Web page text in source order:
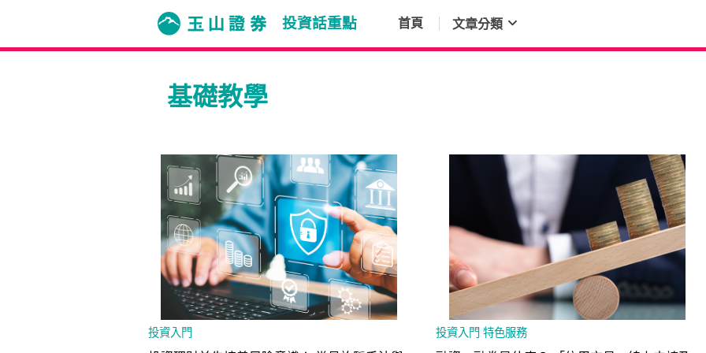
投資話重點 首頁 文章分類
基礎教學
投資入門 投資入門特色服務